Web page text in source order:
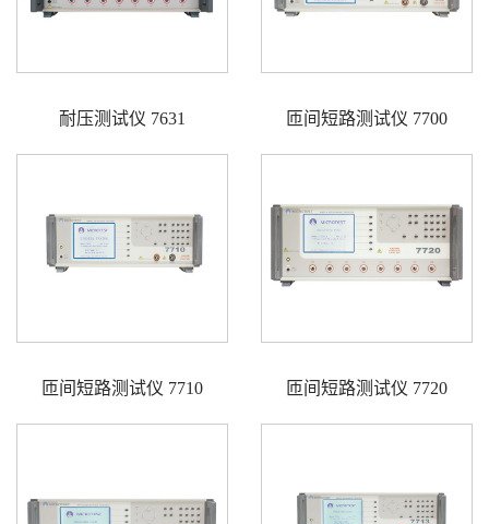
耐压测试仪 7631 匝间短路测试仪 7700
匝间短路测试仪 7710 匝间短路测试仪 7720